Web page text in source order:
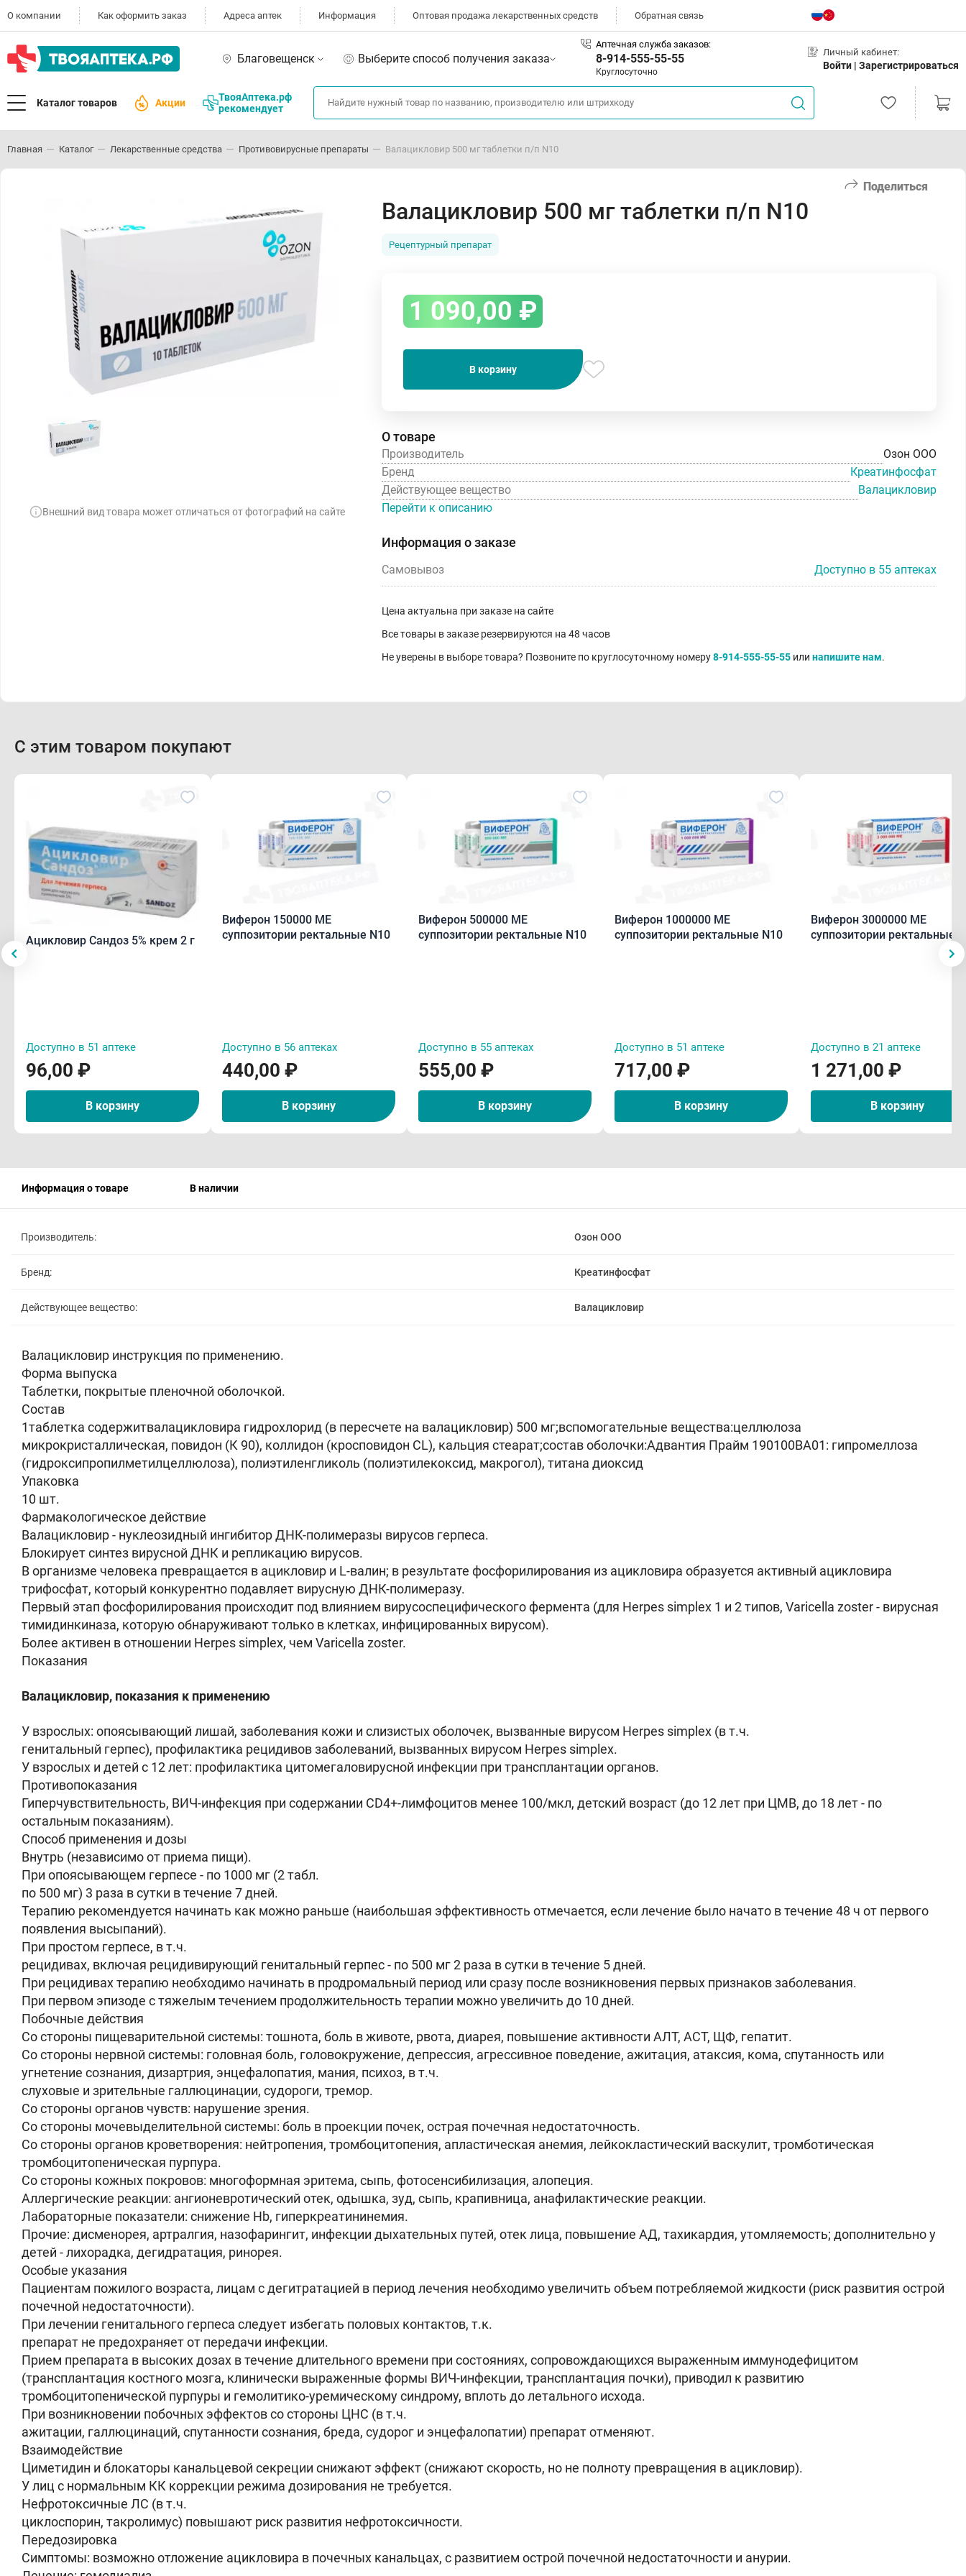
О компании Как оформить заказ Адреса аптек Информация Оптовая продажа лекарственных средств Обратная связь
Благовещенск Выберите способ получения заказа
Аптечная служба заказов:
8-914-555-55-55
Круглосуточно
Личный кабинет:
Войти | Зарегистрироваться
Каталог товаров Акции
ТвояАптека.рф
рекомендует
Главная Каталог Лекарственные средства Противовирусные препараты Валацикловир 500 мг таблетки п/п N10
Поделиться
Внешний вид товара может отличаться от фотографий на сайте
Валацикловир 500 мг таблетки п/п N10
Рецептурный препарат
1 090,00 ₽
В корзину
О товаре
Производитель
Озон ООО
Бренд
Креатинфосфат
Действующее вещество
Валацикловир
Перейти к описанию
Информация о заказе
Самовывоз Доступно в 55 аптеках
Цена актуальна при заказе на сайте
Все товары в заказе резервируются на 48 часов
Не уверены в выборе товара? Позвоните по круглосуточному номеру8-914-555-55-55 или напишите нам.
С этим товаром покупают
Ацикловир Сандоз 5% крем 2 г
Доступно в 51 аптеке
96,00 ₽
В корзину
Виферон 150000 МЕ
суппозитории ректальные N10
Доступно в 56 аптеках
440,00 ₽
В корзину
Виферон 500000 МЕ
суппозитории ректальные N10
Доступно в 55 аптеках
555,00 ₽
В корзину
Виферон 1000000 МЕ
суппозитории ректальные N10
Доступно в 51 аптеке
717,00 ₽
В корзину
Виферон 3000000 МЕ
суппозитории ректальные
Доступно в 21 аптеке
1 271,00 ₽
В корзину
Информация о товаре В наличии
Производитель: Озон ООО
Бренд: Креатинфосфат
Действующее вещество: Валацикловир
Валацикловир инструкция по применению.
Форма выпуска
Таблетки, покрытые пленочной оболочкой.
Состав
1таблетка содержитвалацикловира гидрохлорид (в пересчете на валацикловир) 500 мг;вспомогательные вещества:целлюлоза
микрокристаллическая, повидон (К 90), коллидон (кросповидон CL), кальция стеарат;состав оболочки:Адвантия Прайм 190100ВА01: гипромеллоза
(гидроксипропилметилцеллюлоза), полиэтиленгликоль (полиэтилекоксид, макрогол), титана диоксид
Упаковка
10 шт.
Фармакологическое действие
Валацикловир - нуклеозидный ингибитор ДНК-полимеразы вирусов герпеса.
Блокирует синтез вирусной ДНК и репликацию вирусов.
В организме человека превращается в ацикловир и L-валин; в результате фосфорилирования из ацикловира образуется активный ацикловира
трифосфат, который конкурентно подавляет вирусную ДНК-полимеразу.
Первый этап фосфорилирования происходит под влиянием вирусоспецифического фермента (для Herpes simplex 1 и 2 типов, Varicella zoster - вирусная
тимидинкиназа, которую обнаруживают только в клетках, инфицированных вирусом).
Более активен в отношении Herpes simplex, чем Varicella zoster.
Показания
Валацикловир, показания к применению
У взрослых: опоясывающий лишай, заболевания кожи и слизистых оболочек, вызванные вирусом Herpes simplex (в т.ч.
генитальный герпес), профилактика рецидивов заболеваний, вызванных вирусом Herpes simplex.
У взрослых и детей с 12 лет: профилактика цитомегаловирусной инфекции при трансплантации органов.
Противопоказания
Гиперчувствительность, ВИЧ-инфекция при содержании CD4+-лимфоцитов менее 100/мкл, детский возраст (до 12 лет при ЦМВ, до 18 лет - по
остальным показаниям).
Способ применения и дозы
Внутрь (независимо от приема пищи).
При опоясывающем герпесе - по 1000 мг (2 табл.
по 500 мг) 3 раза в сутки в течение 7 дней.
Терапию рекомендуется начинать как можно раньше (наибольшая эффективность отмечается, если лечение было начато в течение 48 ч от первого
появления высыпаний).
При простом герпесе, в т.ч.
рецидивах, включая рецидивирующий генитальный герпес - по 500 мг 2 раза в сутки в течение 5 дней.
При рецидивах терапию необходимо начинать в продромальный период или сразу после возникновения первых признаков заболевания.
При первом эпизоде с тяжелым течением продолжительность терапии можно увеличить до 10 дней.
Побочные действия
Со стороны пищеварительной системы: тошнота, боль в животе, рвота, диарея, повышение активности АЛТ, АСТ, ЩФ, гепатит.
Со стороны нервной системы: головная боль, головокружение, депрессия, агрессивное поведение, ажитация, атаксия, кома, спутанность или
угнетение сознания, дизартрия, энцефалопатия, мания, психоз, в т.ч.
слуховые и зрительные галлюцинации, судороги, тремор.
Со стороны органов чувств: нарушение зрения.
Со стороны мочевыделительной системы: боль в проекции почек, острая почечная недостаточность.
Со стороны органов кроветворения: нейтропения, тромбоцитопения, апластическая анемия, лейкокластический васкулит, тромботическая
тромбоцитопеническая пурпура.
Со стороны кожных покровов: многоформная эритема, сыпь, фотосенсибилизация, алопеция.
Аллергические реакции: ангионевротический отек, одышка, зуд, сыпь, крапивница, анафилактические реакции.
Лабораторные показатели: снижение Hb, гиперкреатининемия.
Прочие: дисменорея, артралгия, назофарингит, инфекции дыхательных путей, отек лица, повышение АД, тахикардия, утомляемость; дополнительно у
детей - лихорадка, дегидратация, ринорея.
Особые указания
Пациентам пожилого возраста, лицам с дегитратацией в период лечения необходимо увеличить объем потребляемой жидкости (риск развития острой
почечной недостаточности).
При лечении генитального герпеса следует избегать половых контактов, т.к.
препарат не предохраняет от передачи инфекции.
Прием препарата в высоких дозах в течение длительного времени при состояниях, сопровождающихся выраженным иммунодефицитом
(трансплантация костного мозга, клинически выраженные формы ВИЧ-инфекции, трансплантация почки), приводил к развитию
тромбоцитопенической пурпуры и гемолитико-уремическому синдрому, вплоть до летального исхода.
При возникновении побочных эффектов со стороны ЦНС (в т.ч.
ажитации, галлюцинаций, спутанности сознания, бреда, судорог и энцефалопатии) препарат отменяют.
Взаимодействие
Циметидин и блокаторы канальцевой секреции снижают эффект (снижают скорость, но не полноту превращения в ацикловир).
У лиц с нормальным КК коррекции режима дозирования не требуется.
Нефротоксичные ЛС (в т.ч.
циклоспорин, такролимус) повышают риск развития нефротоксичности.
Передозировка
Симптомы: возможно отложение ацикловира в почечных канальцах, с развитием острой почечной недостаточности и анурии.